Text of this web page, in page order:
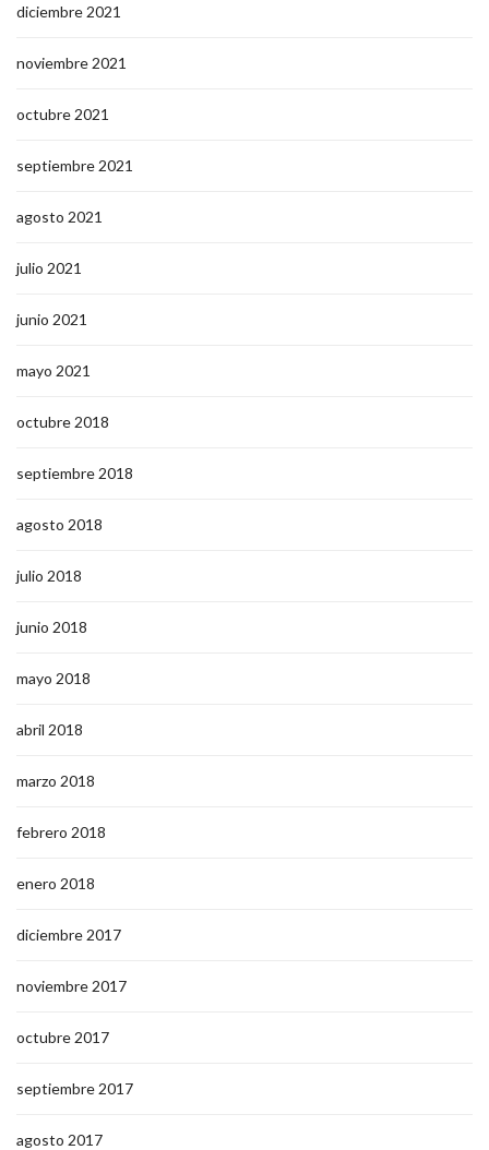
diciembre 2021
noviembre 2021
octubre 2021
septiembre 2021
agosto 2021
julio 2021
junio 2021
mayo 2021
octubre 2018
septiembre 2018
agosto 2018
julio 2018
junio 2018
mayo 2018
abril 2018
marzo 2018
febrero 2018
enero 2018
diciembre 2017
noviembre 2017
octubre 2017
septiembre 2017
agosto 2017